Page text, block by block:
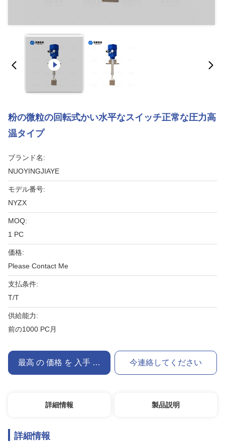
粉の微粒の回転式かい水平なスイッチ正常な圧力高
温タイプ
ブランド名:
NUOYINGJIAYE
モデル番号:
NYZX
MOQ:
1 PC
価格:
Please Contact Me
支払条件:
T/T
供給能力:
前の1000 PC月
最高 の 価格 を 入手 する 今連絡してください
詳細情報 製品説明
詳細情報